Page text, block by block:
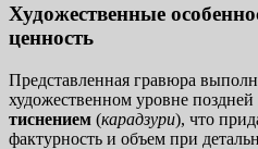
Художественные
ценность
Представленная гравюра
художественном уровне
тиснением (карадзури), что
фактурность и объем при